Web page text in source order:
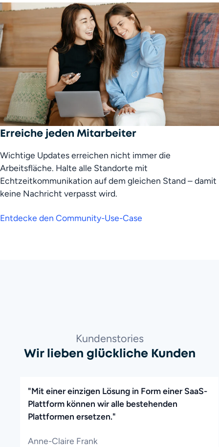
Erreiche jeden Mitarbeiter
Wichtige Updates erreichen nicht immer die
Arbeitsfläche. Halte alle Standorte mit
Echtzeitkommunikation auf dem gleichen Stand – damit
keine Nachricht verpasst wird.
Entdecke den Community-Use-Case
Wir lieben glückliche Kunden
Kundenstories
"Mit einer einzigen Lösung in Form einer SaaS-
Plattform können wir alle bestehenden
Plattformen ersetzen."
Anne-Claire Frank